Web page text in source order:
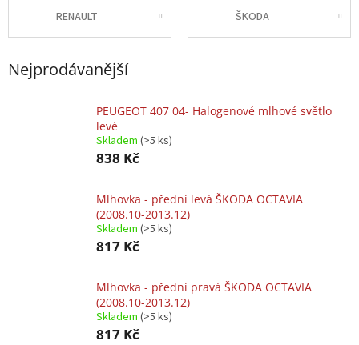
RENAULT ŠKODA
Nejprodávanější
PEUGEOT 407 04- Halogenové mlhové světlo
levé
Skladem (>5 ks)
838 Kč
Mlhovka - přední levá ŠKODA OCTAVIA
(2008.10-2013.12)
Skladem (>5 ks)
817 Kč
Mlhovka - přední pravá ŠKODA OCTAVIA
(2008.10-2013.12)
Skladem (>5 ks)
817 Kč